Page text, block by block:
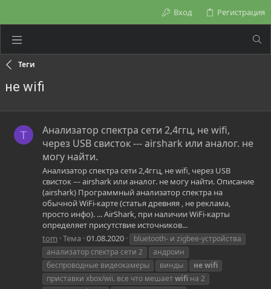
Вход Регистрация
Теги
не wifi
T
Анализатор спектра сети 2,4ггц, не wifi,
через USB свисток --- airshark или аналог. не
могу найти.
Анализатор спектра сети 2,4ггц, не wifi, через USB
свисток --- airshark или аналог. не могу найти. Описание
(airshark) Программный анализатор спектра на
обычной WiFi-карте (статья древняя , не реклама,
просто инфо). ... AirShark, при наличии WiFi-карты
определяет присутствие источников...
tom Тема 01.08.2020
bluetooth- и zigbee-устройства
анализатор спектра сети 2
андроин
беспроводные видеокамеры
винды неwifi
приставки xbox/wii. все что мешаетwifi на 2